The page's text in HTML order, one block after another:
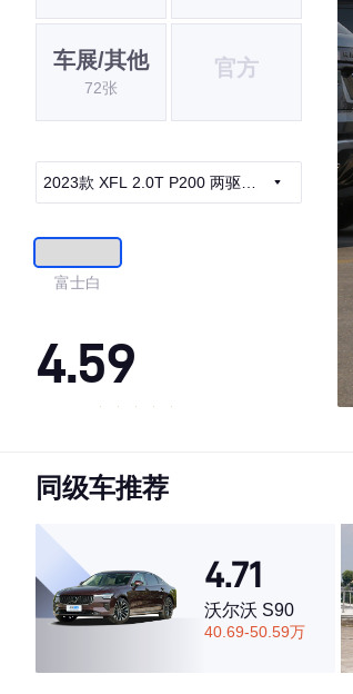
车展/其他
72张
官方
2023款 XFL 2.0T P200 两驱精
富士白
4.59
·内饰表现较为优秀，优于53%同级车
·空间表现较为优秀，优于52%同级车
同级车推荐
4.71
沃尔沃 S90
40.69-50.59万